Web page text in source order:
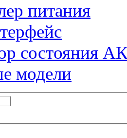
питания
состояния
модели